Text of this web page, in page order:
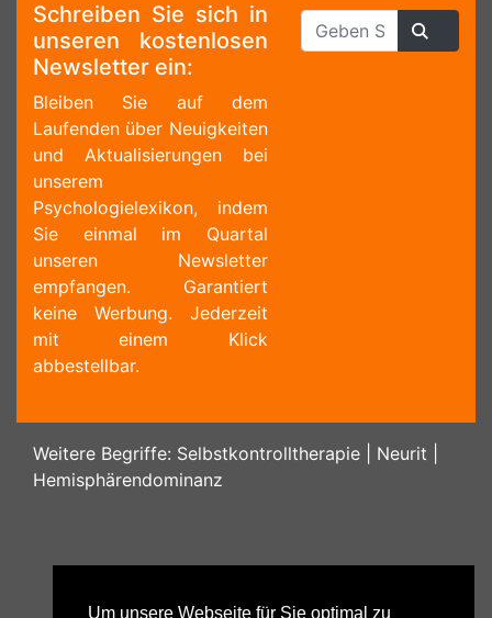
Um unsere Webseite für Sie optimal zu
Schreiben Sie sich in
unseren kostenlosen
Newsletter ein:
Bleiben Sie auf dem
Laufenden über Neuigkeiten
und Aktualisierungen bei
unserem
Psychologielexikon, indem
Sie einmal im Quartal
unseren Newsletter
empfangen. Garantiert
keine Werbung. Jederzeit
mit einem Klick
abbestellbar.
Weitere Begriffe: Selbstkontrolltherapie Neurit
Hemisphärendominanz